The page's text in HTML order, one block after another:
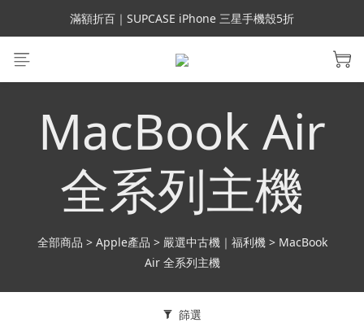
會員699免運｜父親節禮手機殼5折、行動電源66折
滿額折百｜SUPCASE iPhone 三星手機殼5折
會員699免運｜父親節禮手機殼5折、行動電源66折
MacBook Air
全系列主機
全部商品 > Apple產品 > 嚴選中古機｜福利機> MacBook
Air 全系列主機
篩選